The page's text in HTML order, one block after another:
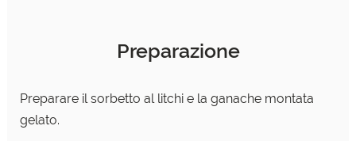
Preparazione
Preparare il sorbetto al litchi e la ganache montata
gelato.